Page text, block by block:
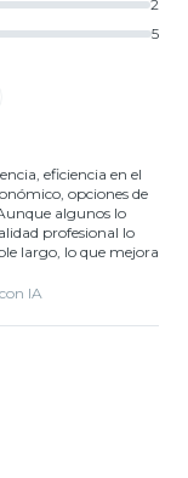
2
5
eficiencia en el
opciones de
algunos lo
profesional lo
largo, lo que mejora
IA